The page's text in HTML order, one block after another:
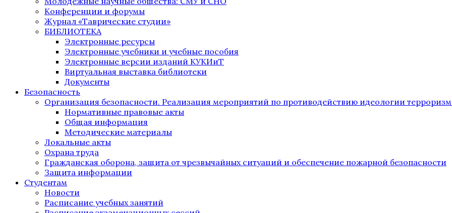
Конференции и форумы
Журнал «Таврические студии»
БИБЛИОТЕКА
Электронные ресурсы
Электронные учебники и учебные пособия
Электронные версии изданий КУКИиТ
Виртуальная выставка библиотеки
Документы
Безопасность
Организация безопасности. Реализация мероприятий по противодействию идеологии
Нормативные правовые акты
Общая информация
Методические материалы
Локальные акты
Охрана труда
Гражданская оборона, защита от чрезвычайных ситуаций и обеспечение пожарной безопасности
Защита информации
Студентам
Новости
Расписание учебных занятий